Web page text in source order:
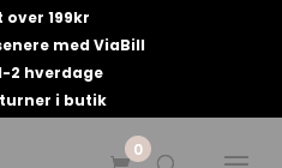
199kr
med ViaBill
2 hverdage
i butik
0